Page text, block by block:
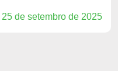
25 de setembro de 2025